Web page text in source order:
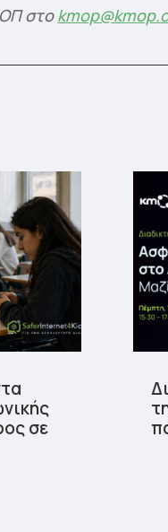
στο
σε